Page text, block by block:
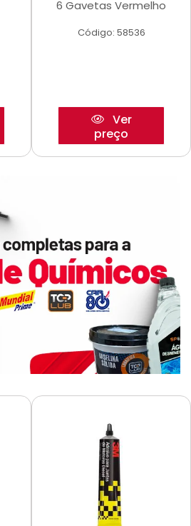
6 Gavetas Vermelho
Código: 58536
Ver
preço